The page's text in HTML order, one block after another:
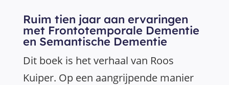
Ruim tien jaar aan ervaringen
met Frontotemporale Dementie
en Semantische Dementie
Dit boek is het verhaal van Roos
Kuiper. Op een aangrijpende manier